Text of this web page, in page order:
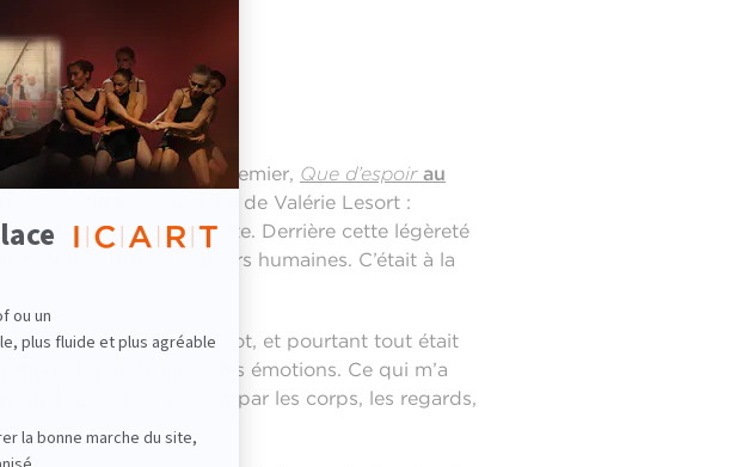
?
à leur manière. Le premier, Que d’espoirau
ce sont les costumes de Valérie Lesort :
et Madame Patate. Derrière cette légèreté
drôles, tristes, toujours humaines. C’était à la
de ballet. Aucun mot, et pourtant tout était
les ambiances, les émotions. Ce qui m’a
dialogue. Tout passait par les corps, les regards,